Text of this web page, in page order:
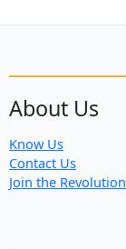
About Us
Know Us
Contact Us
Join the Revolution